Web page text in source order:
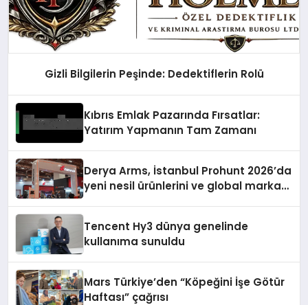
Gizli Bilgilerin Peşinde: Dedektiflerin Rolü
Kıbrıs Emlak Pazarında Fırsatlar:
Yatırım Yapmanın Tam Zamanı
Derya Arms, İstanbul Prohunt 2026’da
yeni nesil ürünlerini ve global marka
Tencent Hy3 dünya genelinde
kullanıma sunuldu
Mars Türkiye’den “Köpeğini İşe Götür
Haftası” çağrısı